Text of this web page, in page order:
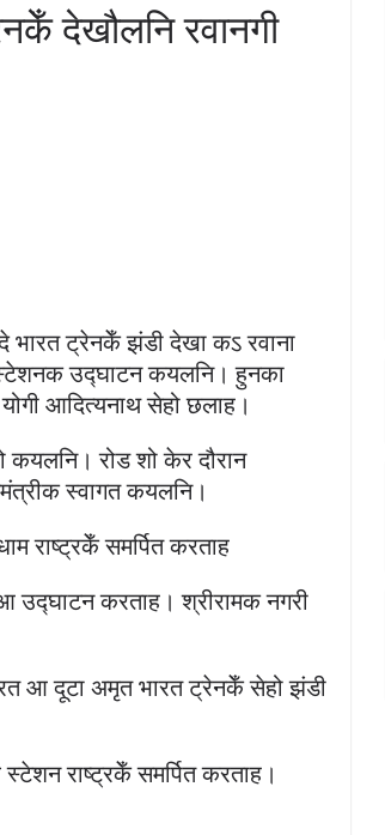
देखौलनि रवानगी
भारत ट्रेनकेँ झंडी देखा कऽ रवाना
स्टेशनक उद्घाटन कयलनि। हुनका
आदित्यनाथ सेहो छलाह।
कयलनि। रोड शो केर दौरान
स्वागत कयलनि।
राष्ट्रकेँ समर्पित करताह
उद्घाटन करताह। श्रीरामक नगरी
आ दूटा अमृत भारत ट्रेनकेँ सेहो झंडी
राष्ट्रकेँ समर्पित करताह।